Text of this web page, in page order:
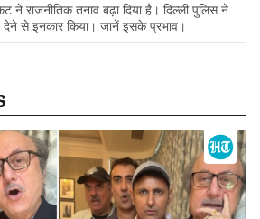
ने राजनीतिक तनाव बढ़ा दिया है। दिल्ली पुलिस ने
से इनकार किया। जानें इसके प्रभाव।